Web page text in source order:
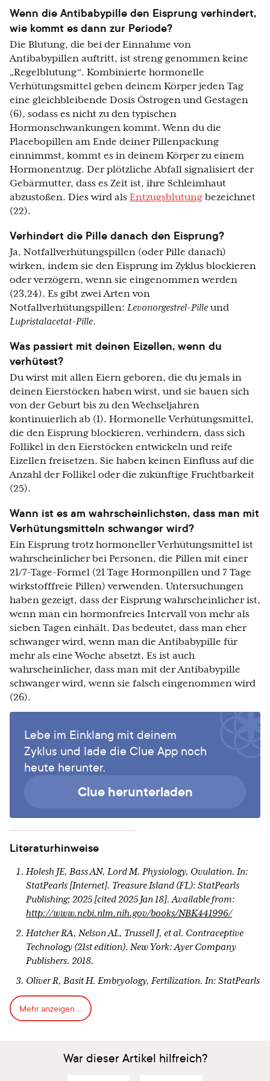
Wenn die Antibabypille den Eisprung verhindert,
wie kommt es dann zur Periode?
Die Blutung, die bei der Einnahme von
Antibabypillen auftritt, ist streng genommen keine
„Regelblutung“. Kombinierte hormonelle
Verhütungsmittel geben deinem Körper jeden Tag
eine gleichbleibende Dosis Östrogen und Gestagen
(6), sodass es nicht zu den typischen
Hormonschwankungen kommt. Wenn du die
Placebopillen am Ende deiner Pillenpackung
einnimmst, kommt es in deinem Körper zu einem
Hormonentzug. Der plötzliche Abfall signalisiert der
Gebärmutter, dass es Zeit ist, ihre Schleimhaut
abzustoßen. Dies wird als Entzugsblutung bezeichnet
(22).
Verhindert die Pille danach den Eisprung?
Ja, Notfallverhütungspillen (oder Pille danach)
wirken, indem sie den Eisprung im Zyklus blockieren
oder verzögern, wenn sie eingenommen werden
(23,24). Es gibt zwei Arten von
Notfallverhütungspillen: Levonorgestrel-Pille und
Lupristalacetat-Pille.
Was passiert mit deinen Eizellen, wenn du
verhütest?
Du wirst mit allen Eiern geboren, die du jemals in
deinen Eierstöcken haben wirst, und sie bauen sich
von der Geburt bis zu den Wechseljahren
kontinuierlich ab (1). Hormonelle Verhütungsmittel,
die den Eisprung blockieren, verhindern, dass sich
Follikel in den Eierstöcken entwickeln und reife
Eizellen freisetzen. Sie haben keinen Einfluss auf die
Anzahl der Follikel oder die zukünftige Fruchtbarkeit
(25).
Wann ist es am wahrscheinlichsten, dass man mit
Verhütungsmitteln schwanger wird?
Ein Eisprung trotz hormoneller Verhütungsmittel ist
wahrscheinlicher bei Personen, die Pillen mit einer
21/7-Tage-Formel (21 Tage Hormonpillen und 7 Tage
wirkstofffreie Pillen) verwenden. Untersuchungen
haben gezeigt, dass der Eisprung wahrscheinlicher ist,
wenn man ein hormonfreies Intervall von mehr als
sieben Tagen einhält. Das bedeutet, dass man eher
schwanger wird, wenn man die Antibabypille für
mehr als eine Woche absetzt. Es ist auch
wahrscheinlicher, dass man mit der Antibabypille
schwanger wird, wenn sie falsch eingenommen wird
(26).
Lebe im Einklang mit deinem
Zyklus und lade die Clue App noch
heute herunter.
Clue herunterladen
Literaturhinweise
Holesh JE, Bass AN, Lord M. Physiology, Ovulation. In:
StatPearls [Internet]. Treasure Island (FL): StatPearls
Publishing; 2025 [cited 2025 Jan 18]. Available from:
http://www.ncbi.nlm.nih.gov/books/NBK441996/
Hatcher RA, Nelson AL, Trussell J, et al. Contraceptive
Technology (21st edition). New York: Ayer Company
Publishers. 2018.
Oliver R, Basit H. Embryology, Fertilization. In: StatPearls
[Internet]. Treasure Island (FL): StatPearls Publishing;
2025 [cited 2025 Jan 18]. Available from:
http://www.ncbi.nlm.nih.gov/books/NBK542186/
Treasure Island (FL): StatPearls Publishing; 2025 [cited
Mehr anzeigen ...
War dieser Artikel hilfreich?